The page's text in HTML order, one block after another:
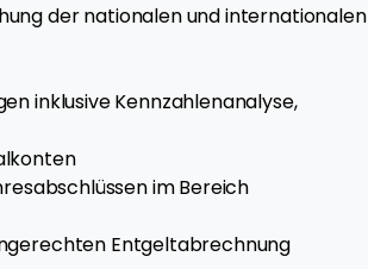
der nationalen und internationalen
inklusive Kennzahlenanalyse,
im Bereich
Entgeltabrechnung